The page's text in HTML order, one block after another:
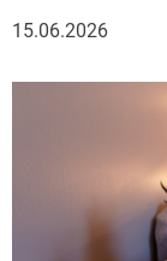
15.06.2026